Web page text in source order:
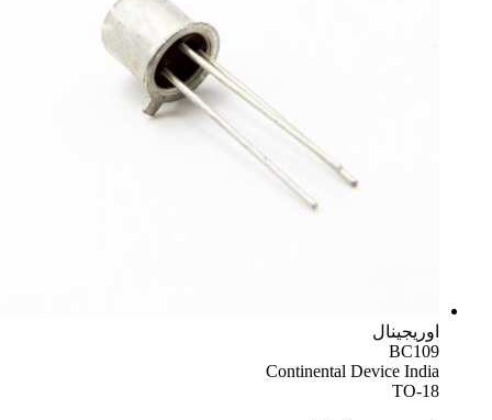
اوریجینال
BC109
Continental Device India
TO-18